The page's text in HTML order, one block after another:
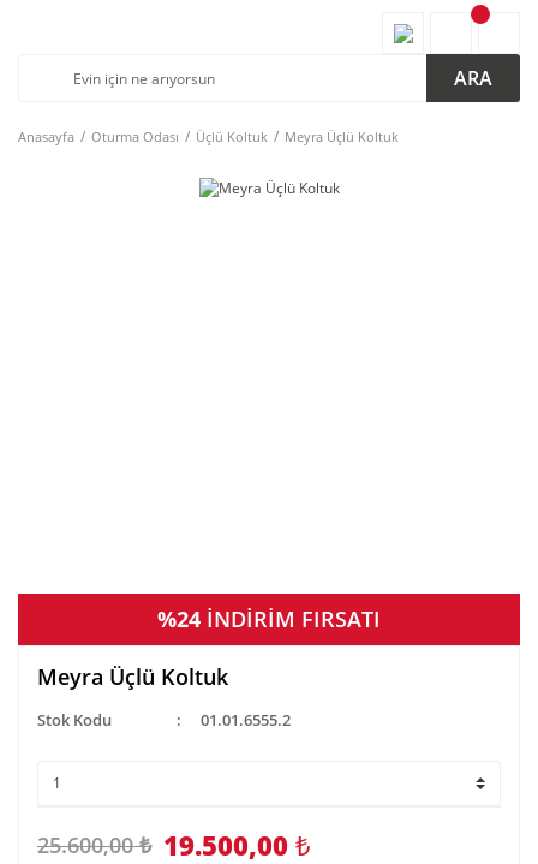
ARA
Anasayfa Oturma Odası Üçlü Koltuk Meyra Üçlü Koltuk
%24 İNDİRİM FIRSATI
Meyra Üçlü Koltuk
Stok Kodu 01.01.6555.2
25.600,00 ₺ 19.500,00 ₺